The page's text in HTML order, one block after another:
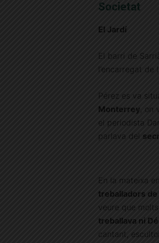
Societat
El Jardí
El barri de
l’encarregat de l’
Pérez es va
Monterrey, on
el periodista
parlava del
En la mateixa
treballadors de
veure que
treballava ni
cantant,